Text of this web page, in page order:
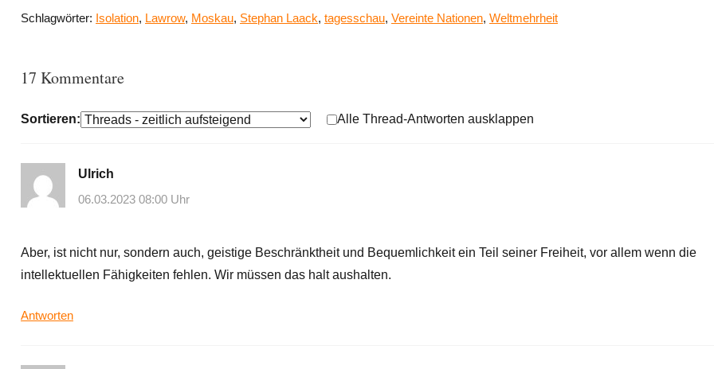
Schlagwörter: Isolation, Lawrow, Moskau, Stephan Laack, tagesschau, Vereinte Nationen, Weltmehrheit
17 Kommentare
Sortieren: Alle Thread-Antworten ausklappen
Ulrich
06.03.2023 08:00 Uhr
Aber, ist nicht nur, sondern auch, geistige Beschränktheit und Bequemlichkeit ein Teil seiner Freiheit, vor allem wenn die
intellektuellen Fähigkeiten fehlen. Wir müssen das halt aushalten.
Antworten